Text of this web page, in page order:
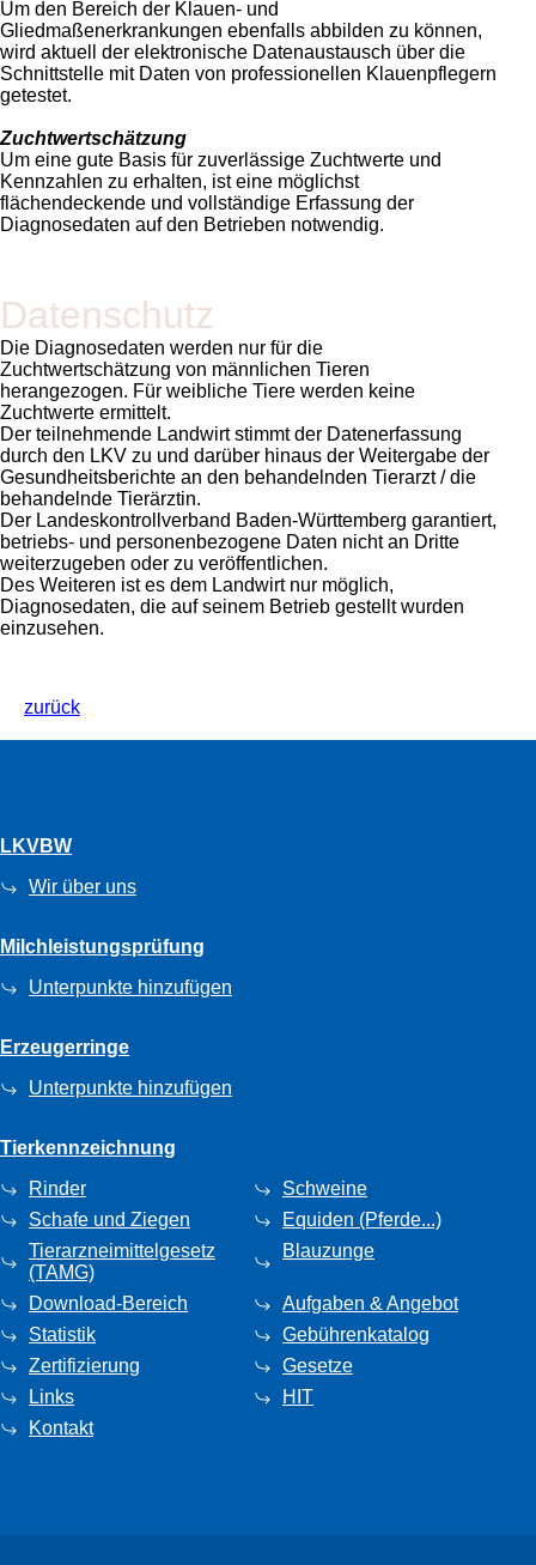
Um den Bereich der Klauen- und
Gliedmaßenerkrankungen ebenfalls abbilden zu können,
wird aktuell der elektronische Datenaustausch über die
Schnittstelle mit Daten von professionellen Klauenpflegern
getestet.
Zuchtwertschätzung
Um eine gute Basis für zuverlässige Zuchtwerte und
Kennzahlen zu erhalten, ist eine möglichst
flächendeckende und vollständige Erfassung der
Diagnosedaten auf den Betrieben notwendig.
Datenschutz
Die Diagnosedaten werden nur für die
Zuchtwertschätzung von männlichen Tieren
herangezogen. Für weibliche Tiere werden keine
Zuchtwerte ermittelt.
Der teilnehmende Landwirt stimmt der Datenerfassung
durch den LKV zu und darüber hinaus der Weitergabe der
Gesundheitsberichte an den behandelnden Tierarzt / die
behandelnde Tierärztin.
Der Landeskontrollverband Baden-Württemberg garantiert,
betriebs- und personenbezogene Daten nicht an Dritte
weiterzugeben oder zu veröffentlichen.
Des Weiteren ist es dem Landwirt nur möglich,
Diagnosedaten, die auf seinem Betrieb gestellt wurden
einzusehen.
zurück
LKVBW
Wir über uns
Milchleistungsprüfung
Unterpunkte hinzufügen
Erzeugerringe
Unterpunkte hinzufügen
Tierkennzeichnung
Rinder
Schweine
Schafe und Ziegen
Equiden (Pferde...)
Tierarzneimittelgesetz
(TAMG)
Blauzunge
Download-Bereich
Aufgaben & Angebot
Statistik
Gebührenkatalog
Zertifizierung
Gesetze
Links
HIT
Kontakt